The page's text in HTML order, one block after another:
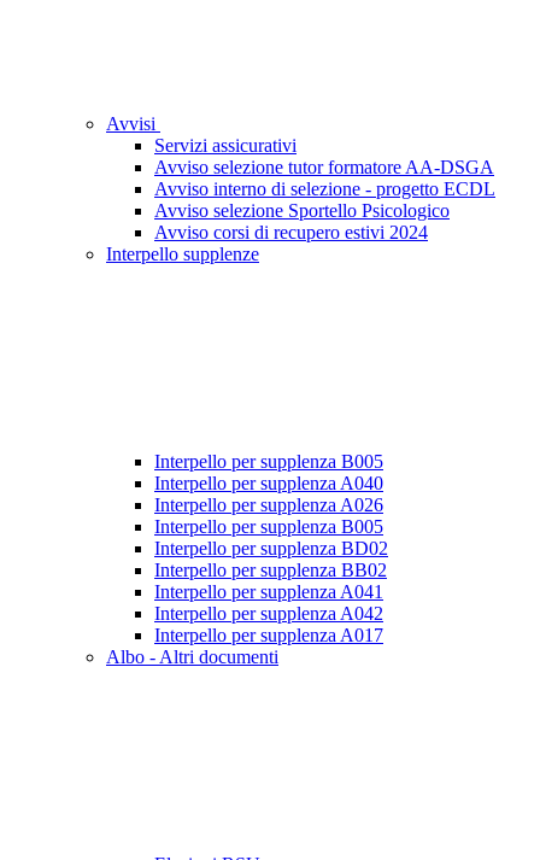
Avvisi
Servizi assicurativi
Avviso selezione tutor formatore AA-DSGA
Avviso interno di selezione - progetto ECDL
Avviso selezione Sportello Psicologico
Avviso corsi di recupero estivi 2024
Interpello supplenze
Interpello per supplenza B005
Interpello per supplenza A040
Interpello per supplenza A026
Interpello per supplenza B005
Interpello per supplenza BD02
Interpello per supplenza BB02
Interpello per supplenza A041
Interpello per supplenza A042
Interpello per supplenza A017
Albo - Altri documenti